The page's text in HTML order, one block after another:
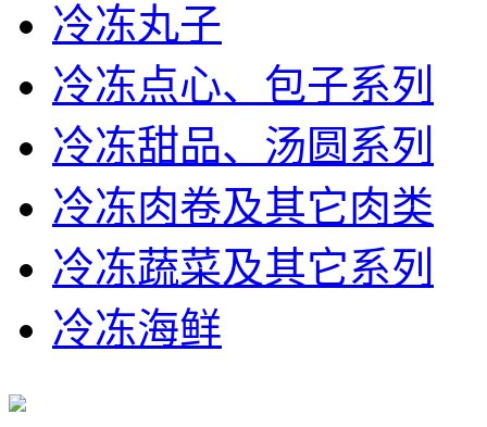
冷冻丸子
冷冻点心、包子系列
冷冻甜品、汤圆系列
冷冻肉卷及其它肉类
冷冻蔬菜及其它系列
冷冻海鲜